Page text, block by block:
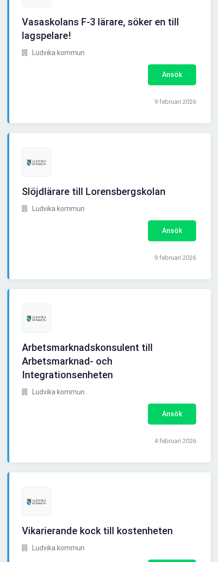
Vasaskolans F-3 lärare, söker en till
lagspelare!
Ludvika kommun
Ansök
9 februari 2026
Slöjdlärare till Lorensbergskolan
Ludvika kommun
Ansök
9 februari 2026
Arbetsmarknadskonsulent till
Arbetsmarknad- och
Integrationsenheten
Ludvika kommun
Ansök
4 februari 2026
Vikarierande kock till kostenheten
Ludvika kommun